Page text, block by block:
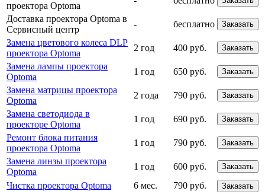
проектора Optoma
Доставка проектора Optoma в
Сервисный центр
- бесплатно Заказать
Замена цветового колеса DLP
проектора Optoma
2 год 400 руб. Заказать
Замена лампы проектора
Optoma
1 год 650 руб. Заказать
Замена матрицы проектора
Optoma
2 года 790 руб. Заказать
Замена светодиода в
проекторе Optoma
1 год 690 руб. Заказать
Ремонт блока питания
проектора Optoma
1 год 790 руб. Заказать
Замена линзы проектора
Optoma
1 год 600 руб. Заказать
Чистка проектора Optoma 6 мес. 790 руб. Заказать